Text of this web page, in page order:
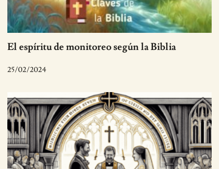
El espíritu de monitoreo según la Biblia
25/02/2024